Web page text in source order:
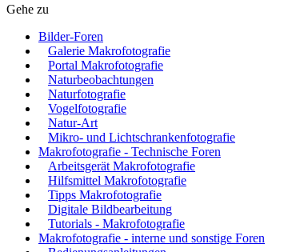
Gehe zu
Bilder-Foren
Galerie Makrofotografie
Portal Makrofotografie
Naturbeobachtungen
Naturfotografie
Vogelfotografie
Natur-Art
Mikro- und Lichtschrankenfotografie
Makrofotografie - Technische Foren
Arbeitsgerät Makrofotografie
Hilfsmittel Makrofotografie
Tipps Makrofotografie
Digitale Bildbearbeitung
Tutorials - Makrofotografie
Makrofotografie - interne und sonstige Foren